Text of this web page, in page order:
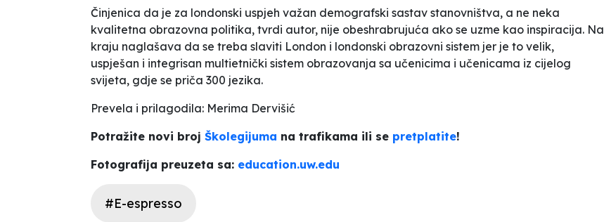
Činjenica da je za londonski uspjeh važan demografski sastav stanovništva, a ne neka
kvalitetna obrazovna politika, tvrdi autor, nije obeshrabrujuća ako se uzme kao inspiracija. Na
kraju naglašava da se treba slaviti London i londonski obrazovni sistem jer je to velik,
uspješan i integrisan multietnički sistem obrazovanja sa učenicima i učenicama iz cijelog
svijeta, gdje se priča 300 jezika.
Prevela i prilagodila: Merima Dervišić
Potražite novi broj Školegijuma na trafikama ili se pretplatite!
Fotografija preuzeta sa: education.uw.edu
#E-espresso